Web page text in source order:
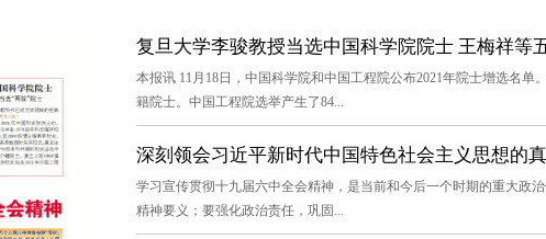
复旦大学李骏教授当选中国科学院院士 王梅祥等
本报讯 11月18日，中国科学院和中国工程院公布2021年院士增选名
籍院士。中国工程院选举产生了84...
深刻领会习近平新时代中国特色社会主义思想的
学习宣传贯彻十九届六中全会精神，是当前和今后一个时期的重大政
精神要义；要强化政治责任，巩固...